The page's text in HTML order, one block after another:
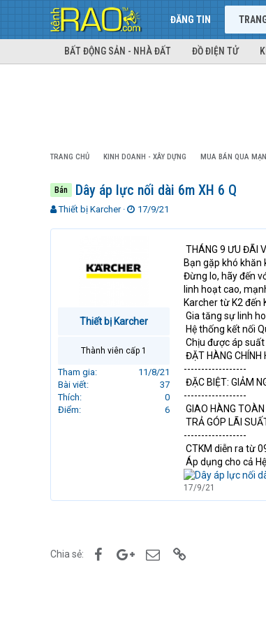
ĐĂNG TIN
BẤT ĐỘNG SẢN - NHÀ ĐẤT ĐỒ ĐIỆN TỬ
TRANG CHỦ KINH DOANH - XÂY DỰNG MUA BÁN QUA
Bán Dây áp lực nối dài 6m XH 6 Q
T
Thiết bị Karcher
N
ử
17/9/21
Thiết bị Karcher
Thành viên cấp 1
Tham gia
11/8/21
Bài viết
37
Thích
0
Điểm
6
THÁNG 9 ƯU ĐÃI
Bạn gặp khó khăn
Đừng lo, hãy đến
linh hoạt cao,
Karcher từ K2
Gia tăng sự linh
Hệ thống kết nối
Chịu được áp suất
ĐẶT HÀNG CHÍNH
------------------
ĐẶC BIỆT: GIẢM
------------------
GIAO HÀNG
TRẢ GÓP LÃI
------------------
CTKM diễn ra từ
Áp dụng cho cả
17/9/21
Chia sẻ: FacebookGoogle+Email